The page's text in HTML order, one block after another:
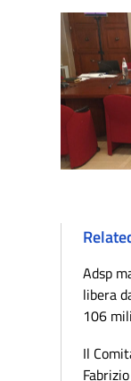
Adsp
libera
106
Il